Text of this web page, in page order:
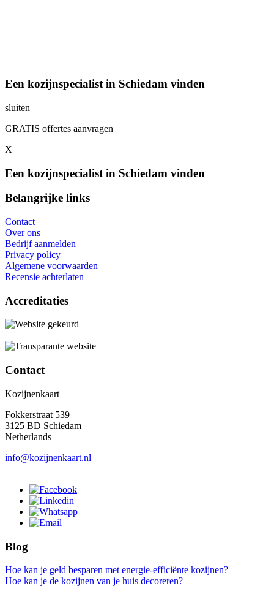
Een kozijnspecialist in Schiedam vinden
sluiten
GRATIS offertes aanvragen
X
Een kozijnspecialist in Schiedam vinden
Belangrijke links
Contact
Over ons
Bedrijf aanmelden
Privacy policy
Algemene voorwaarden
Recensie achterlaten
Accreditaties
Contact
Kozijnenkaart
Fokkerstraat 539
3125 BD Schiedam
Netherlands
info@kozijnenkaart.nl
Blog
Hoe kan je geld besparen met energie-efficiënte kozijnen?
Hoe kan je de kozijnen van je huis decoreren?